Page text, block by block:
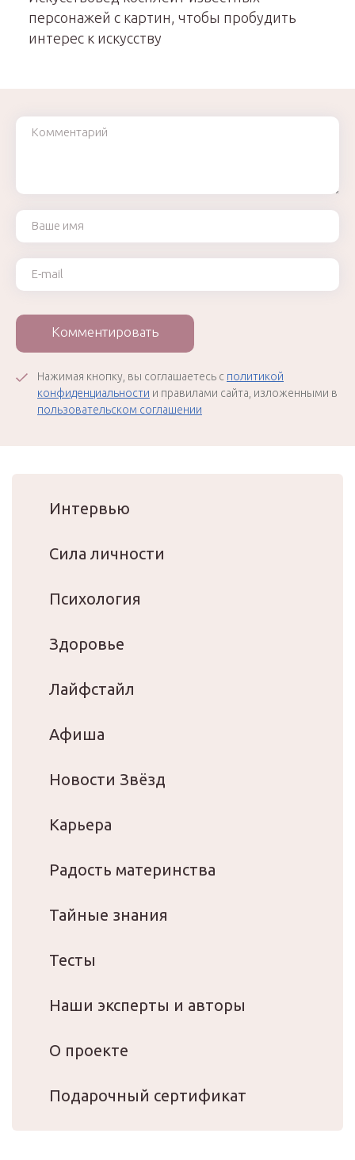
персонажей с картин, чтобы пробудить
интерес к искусству
Комментарий
Ваше имя
Ваш e-mail
Комментировать
Нажимая кнопку, вы соглашаетесь с политикой
конфиденциальности и правилами сайта, изложенными в
пользовательском соглашении
Интервью
Сила личности
Психология
Здоровье
Лайфстайл
Афиша
Новости Звёзд
Карьера
Радость материнства
Тайные знания
Тесты
Наши эксперты и авторы
О проекте
Подарочный сертификат